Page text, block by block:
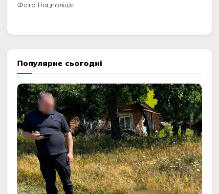
Фото Нацполіція
Популярне сьогодні